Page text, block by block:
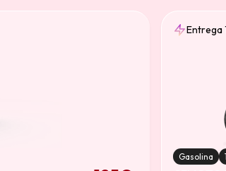
Entrega
Gasolina